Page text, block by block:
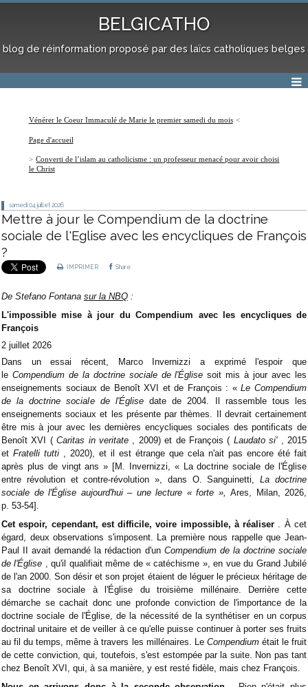
BELGICATHO
blog de réinformation proposé par des laïcs catholiques belges
Vénérer le Coeur Immaculé de Marie le premier samedi du mois
Page d'accueil
Converti de l’islam au catholicisme : un professeur menacé pour avoir choisi
le Christ
samedi 04 juillet 2026
Mettre à jour le Compendium de la doctrine
sociale de l'Eglise avec les encycliques de François
?
IMPRIMER Share
De Stefano Fontana sur la NBQ :
L'impossible mise à jour du Compendium avec les encycliques de
François
2 juillet 2026
Dans un essai récent, Marco Invernizzi a exprimé l'espoir que
le Compendium de la doctrine sociale de l'Église soit mis à jour avec les
enseignements sociaux de Benoît XVI et de François : «Le Compendium
de la doctrine sociale de l'Églisedate de 2004. Il rassemble tous les
enseignements sociaux et les présente par thèmes. Il devrait certainement
être mis à jour avec les dernières encycliques sociales des pontificats de
Benoît XVI (Caritas in veritate , 2009) et de François ( Laudato si', 2015
et Fratelli tutti , 2020), et il est étrange que cela n'ait pas encore été fait
après plus de vingt ans » [M. Invernizzi, « La doctrine sociale de l'Église
entre révolution et contre-révolution », dans O. Sanguinetti,La doctrine
sociale de l'Église aujourd'hui – une lecture « forte », Ares, Milan, 2026,
p. 53-54].
Cet espoir, cependant, est difficile, voire impossible, à réaliser . À cet
égard, deux observations s'imposent. La première nous rappelle que Jean-
Paul II avait demandé la rédaction d'un Compendium de la doctrine sociale
de l'Église , qu'il qualifiait même de « catéchisme », en vue du Grand Jubilé
de l'an 2000. Son désir et son projet étaient de léguer le précieux héritage de
sa doctrine sociale à l'Église du troisième millénaire. Derrière cette
démarche se cachait donc une profonde conviction de l'importance de la
doctrine sociale de l'Église, de la nécessité de la synthétiser en un corpus
doctrinal unitaire et de veiller à ce qu'elle puisse continuer à porter ses fruits
au fil du temps, même à travers les millénaires. Le Compendiumétait le fruit
de cette conviction, qui, toutefois, s'est estompée par la suite. Non pas tant
chez Benoît XVI, qui, à sa manière, y est resté fidèle, mais chez François.